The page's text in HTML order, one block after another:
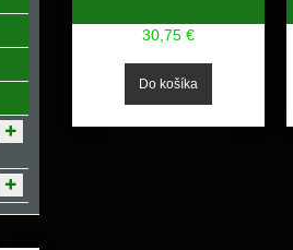
30,75 €